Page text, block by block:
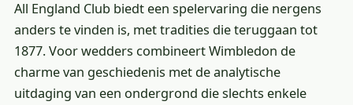
All England Club biedt een spelervaring die nergens
anders te vinden is, met tradities die teruggaan tot
1877. Voor wedders combineert Wimbledon de
charme van geschiedenis met de analytische
uitdaging van een ondergrond die slechts enkele